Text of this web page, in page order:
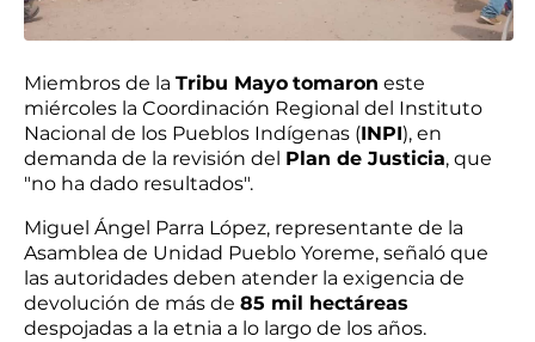
Miembros de la Tribu Mayo tomaron este
miércoles la Coordinación Regional del Instituto
Nacional de los Pueblos Indígenas (INPI), en
demanda de la revisión del Plan de Justicia, que
"no ha dado resultados".
Miguel Ángel Parra López, representante de la
Asamblea de Unidad Pueblo Yoreme, señaló que
las autoridades deben atender la exigencia de
devolución de más de 85 mil hectáreas
despojadas a la etnia a lo largo de los años.